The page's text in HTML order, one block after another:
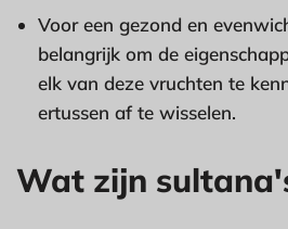
Voor een gezond en
belangrijk om de
elk van deze vruchten te
ertussen af te wisselen.
Wat zijn